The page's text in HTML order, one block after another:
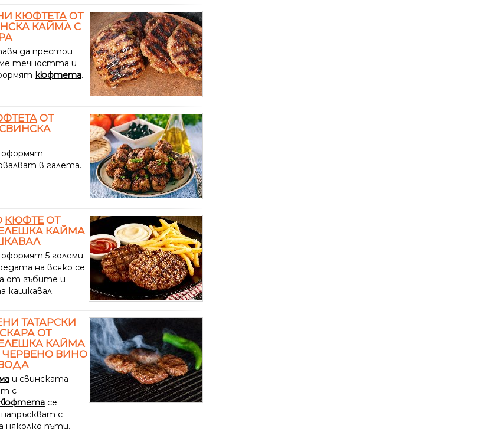
КЮФТЕТА ОТ
КАЙМА С
да престои
течността и
кюфтета.
ОТ
оформят
в галета.
КЮФТЕ ОТ
КАЙМА
оформят 5 големи
на всяко се
от гъбите и
кашкавал.
ТАТАРСКИ
ОТ
КАЙМА
ВИНО
и свинската
с
се
с
няколко пъти.